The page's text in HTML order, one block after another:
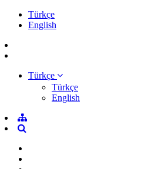
Türkçe
English
Türkçe
Türkçe
English